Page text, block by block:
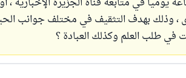
، وذلك بهدف التثقيف في مختلف جوانب
في طلب العلم وكذلك العبادة ؟